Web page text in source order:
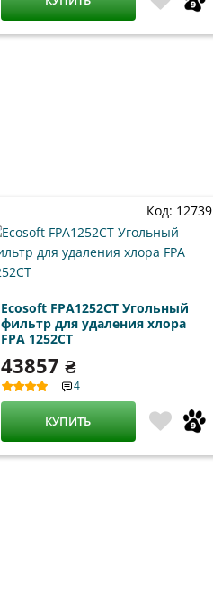
Код: 12739
Ecosoft FPA1252CT Угольный
фильтр для удаления хлора
FPA 1252CT
43857 ₴
4
КУПИТЬ